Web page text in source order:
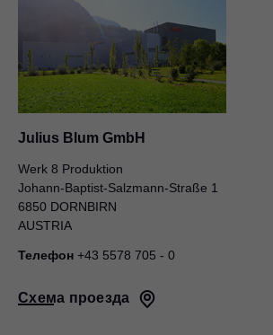
Julius Blum GmbH
Werk 8 Produktion
Johann-Baptist-Salzmann-Straße 1
6850 DORNBIRN
AUSTRIA
Телефон +43 5578 705 - 0
Схема проезда